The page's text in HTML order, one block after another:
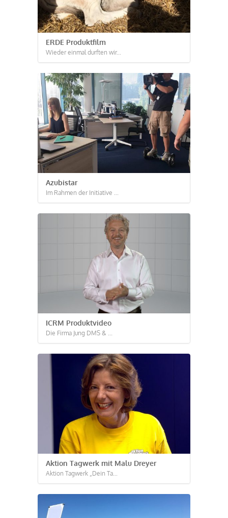
ERDE Produktfilm
Wieder einmal durften wir...
Azubistar
Im Rahmen der Initiative ...
ICRM Produktvideo
Die Firma Jung DMS & ...
Aktion Tagwerk mit Malu Dreyer
Aktion Tagwerk „Dein Ta...